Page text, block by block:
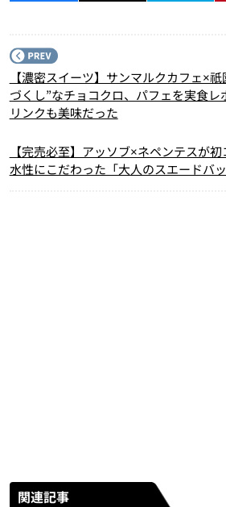
【濃密スイーツ】サンマルクカフェ×
づくし”なチョコクロ、パフェを実食レ
リンクも美味だった
【完売必至】アッソブ×ネペンテスが
水性にこだわった「大人のスエードバッ
関連記事